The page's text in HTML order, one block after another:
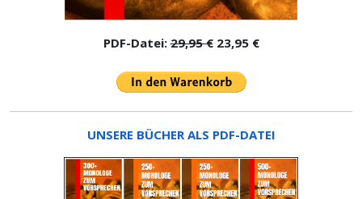
PDF-Datei:29,95 €23,95 €
UNSERE BÜCHER ALS PDF-DATEI